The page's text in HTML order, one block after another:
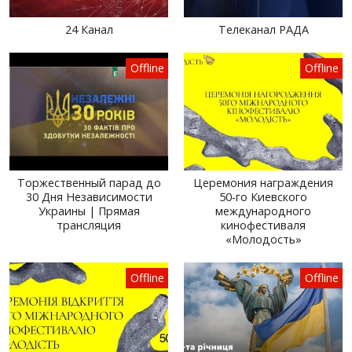
24 Канал Телеканал РАДА
Offline
Торжественный парад до
30 Дня Независимости
Украины | Прямая
трансляция
Offline
Церемония награждения
50-го Киевского
международного
кинофестиваля
«Молодость»
Offline Offline